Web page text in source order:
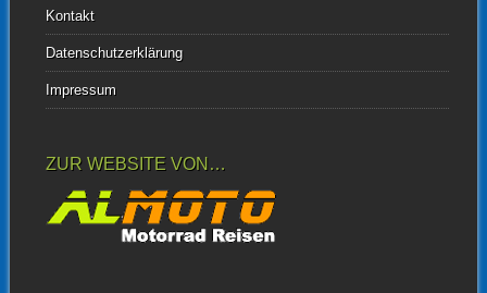
Kontakt
Datenschutzerklärung
Impressum
ZUR WEBSITE VON…